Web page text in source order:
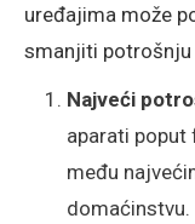
uređajima može
smanjiti potrošnju
Najveći
aparati poput
među